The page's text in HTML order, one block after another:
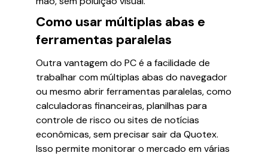
Como usar múltiplas abas e
ferramentas paralelas
Outra vantagem do PC é a facilidade de
trabalhar com múltiplas abas do navegador
ou mesmo abrir ferramentas paralelas, como
calculadoras financeiras, planilhas para
controle de risco ou sites de notícias
econômicas, sem precisar sair da Quotex.
Isso permite monitorar o mercado em várias